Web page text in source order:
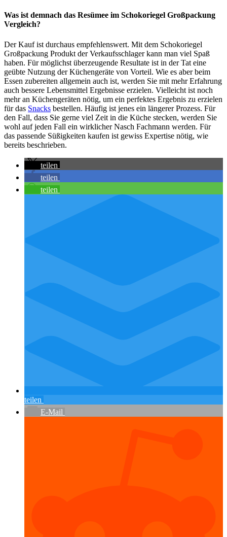
Was ist demnach das Resümee im Schokoriegel Großpackung
Vergleich?
Der Kauf ist durchaus empfehlenswert. Mit dem Schokoriegel
Großpackung Produkt der Verkaufsschlager kann man viel Spaß
haben. Für möglichst überzeugende Resultate ist in der Tat eine
geübte Nutzung der Küchengeräte von Vorteil. Wie es aber beim
Essen zubereiten allgemein auch ist, werden Sie mit mehr Erfahrung
auch bessere Lebensmittel Ergebnisse erzielen. Vielleicht ist noch
mehr an Küchengeräten nötig, um ein perfektes Ergebnis zu erzielen
für das Snacks bestellen. Häufig ist jenes ein längerer Prozess. Für
den Fall, dass Sie gerne viel Zeit in die Küche stecken, werden Sie
wohl auf jeden Fall ein wirklicher Nasch Fachmann werden. Für
das passende Süßigkeiten kaufen ist gewiss Expertise nötig, wie
bereits beschrieben.
teilen
teilen
teilen
teilen
E-Mail